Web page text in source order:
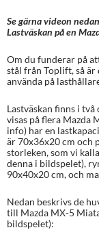
Se gärna videon
Lastväskan på en
Om du funderar på
stål från Toplift, så är
använda på
Lastväskan finns i
visas på flera Mazda
info) har en
är 70x36x20 cm och
storleken, som vi
denna i bildspelet),
90x40x20 cm, och
Nedan beskrivs de
till Mazda MX-5
bildspelet):